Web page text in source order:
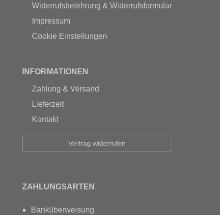
Widerrufsbelehrung & Widerrufsformular
Impressum
Cookie Einstellungen
INFORMATIONEN
Zahlung & Versand
Lieferzeit
Kontakt
Vertrag widerrufen
ZAHLUNGSARTEN
Banküberweisung